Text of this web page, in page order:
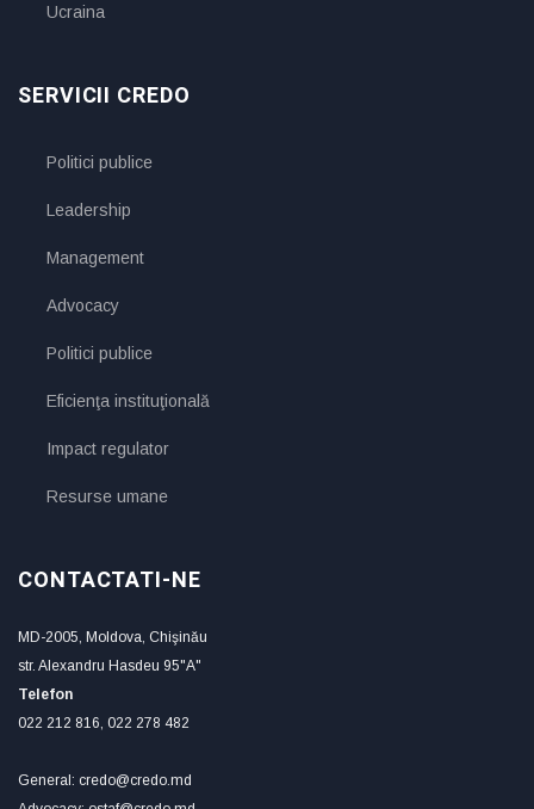
Ucraina
SERVICII CREDO
Politici publice
Leadership
Management
Advocacy
Politici publice
Eficienţa instituţională
Impact regulator
Resurse umane
CONTACTATI-NE
MD-2005, Moldova, Chişinău
str. Alexandru Hasdeu 95"A"
Telefon
022 212 816, 022 278 482
General: credo@credo.md